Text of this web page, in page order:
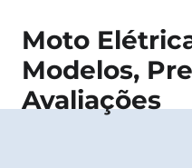
Moto
Modelos,
Avaliações